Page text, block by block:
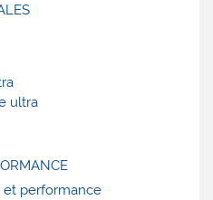
ultra
et performance